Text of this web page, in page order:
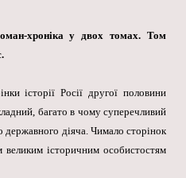
хроніка у двох томах. Том
історії Росії другої половини
багато в чому суперечливий
діяча. Чимало сторінок
історичним особистостям